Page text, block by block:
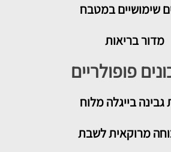
שימושיים במטבח
מדור בריאות
פופולריים
גבינה בייגלה מלוח
מרוקאית לשבת